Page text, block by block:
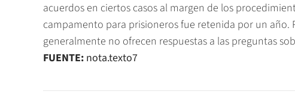
acuerdos en ciertos casos al margen de los
campamento para prisioneros fue retenida por un año.
generalmente no ofrecen respuestas a las preguntas
FUENTE: nota.texto7